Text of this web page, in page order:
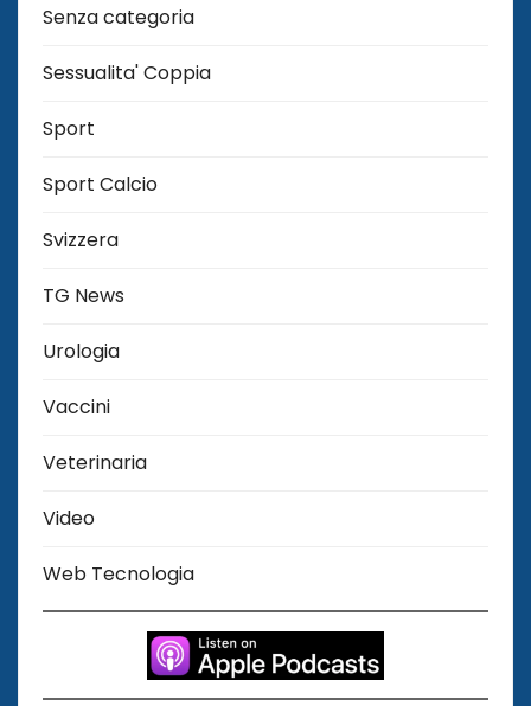
Senza categoria
Sessualita' Coppia
Sport
Sport Calcio
Svizzera
TG News
Urologia
Vaccini
Veterinaria
Video
Web Tecnologia